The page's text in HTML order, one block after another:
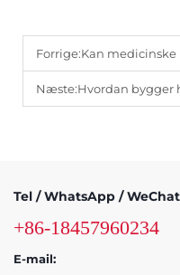
Forrige:Kan medicinske
Næste:Hvordan bygger
Tel / WhatsApp /
+86-18457960234
E-mail: